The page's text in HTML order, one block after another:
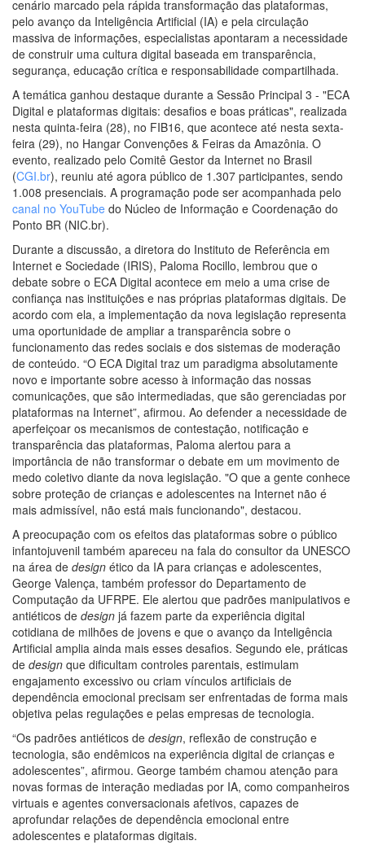
cenário marcado pela rápida transformação das plataformas,
pelo avanço da Inteligência Artificial (IA) e pela circulação
massiva de informações, especialistas apontaram a necessidade
de construir uma cultura digital baseada em transparência,
segurança, educação crítica e responsabilidade compartilhada.
A temática ganhou destaque durante a Sessão Principal 3 - "ECA
Digital e plataformas digitais: desafios e boas práticas", realizada
nesta quinta-feira (28), no FIB16, que acontece até nesta sexta-
feira (29), no Hangar Convenções & Feiras da Amazônia. O
evento, realizado pelo Comitê Gestor da Internet no Brasil
(CGI.br), reuniu até agora público de 1.307 participantes, sendo
1.008 presenciais. A programação pode ser acompanhada pelo
canal no YouTube do Núcleo de Informação e Coordenação do
Ponto BR (NIC.br).
Durante a discussão, a diretora do Instituto de Referência em
Internet e Sociedade (IRIS), Paloma Rocillo, lembrou que o
debate sobre o ECA Digital acontece em meio a uma crise de
confiança nas instituições e nas próprias plataformas digitais. De
acordo com ela, a implementação da nova legislação representa
uma oportunidade de ampliar a transparência sobre o
funcionamento das redes sociais e dos sistemas de moderação
de conteúdo. “O ECA Digital traz um paradigma absolutamente
novo e importante sobre acesso à informação das nossas
comunicações, que são intermediadas, que são gerenciadas por
plataformas na Internet”, afirmou. Ao defender a necessidade de
aperfeiçoar os mecanismos de contestação, notificação e
transparência das plataformas, Paloma alertou para a
importância de não transformar o debate em um movimento de
medo coletivo diante da nova legislação. "O que a gente conhece
sobre proteção de crianças e adolescentes na Internet não é
mais admissível, não está mais funcionando", destacou.
A preocupação com os efeitos das plataformas sobre o público
infantojuvenil também apareceu na fala do consultor da UNESCO
na área de design ético da IA para crianças e adolescentes,
George Valença, também professor do Departamento de
Computação da UFRPE. Ele alertou que padrões manipulativos e
antiéticos de design já fazem parte da experiência digital
cotidiana de milhões de jovens e que o avanço da Inteligência
Artificial amplia ainda mais esses desafios. Segundo ele, práticas
de design que dificultam controles parentais, estimulam
engajamento excessivo ou criam vínculos artificiais de
dependência emocional precisam ser enfrentadas de forma mais
objetiva pelas regulações e pelas empresas de tecnologia.
“Os padrões antiéticos de design, reflexão de construção e
tecnologia, são endêmicos na experiência digital de crianças e
adolescentes”, afirmou. George também chamou atenção para
novas formas de interação mediadas por IA, como companheiros
virtuais e agentes conversacionais afetivos, capazes de
aprofundar relações de dependência emocional entre
adolescentes e plataformas digitais.